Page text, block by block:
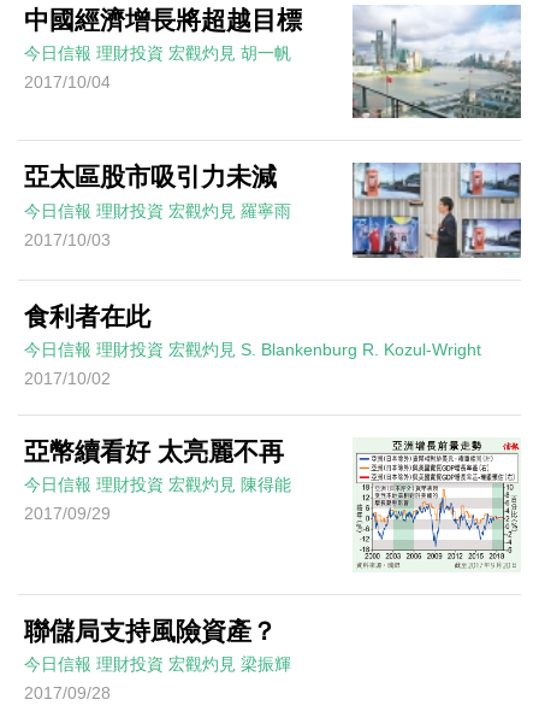
中國經濟增長將超越目標
今日信報 理財投資 宏觀灼見 胡一帆
2017/10/04
亞太區股市吸引力未減
今日信報 理財投資 宏觀灼見 羅寧雨
2017/10/03
食利者在此
今日信報 理財投資 宏觀灼見 S. Blankenburg R. Kozul-Wright
2017/10/02
亞幣續看好 太亮麗不再
今日信報 理財投資 宏觀灼見 陳得能
2017/09/29
聯儲局支持風險資產？
今日信報 理財投資 宏觀灼見 梁振輝
2017/09/28